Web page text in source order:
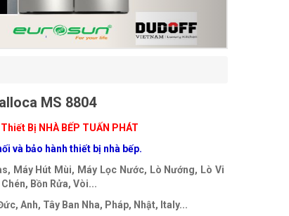
MS 8804
Bị NHÀ BẾP TUẤN PHÁT
và bảo hành thiết bị nhà bếp.
Máy Hút Mùi, Máy Lọc Nước, Lò Nướng, Lò Vi
Bồn Rửa, Vòi...
Anh, Tây Ban Nha, Pháp, Nhật, Italy...